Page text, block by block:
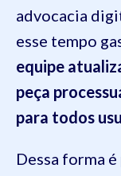
advocacia
esse tempo
equipe
peça
para todos
Dessa forma